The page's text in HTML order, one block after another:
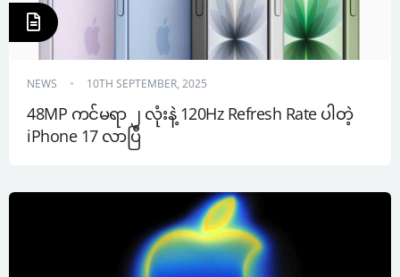
NEWS 10TH SEPTEMBER, 2025
48MP ကင်မရာ ၂ လုံးနဲ့ 120Hz Refresh Rate ပါတဲ့
iPhone 17 လာပြီ